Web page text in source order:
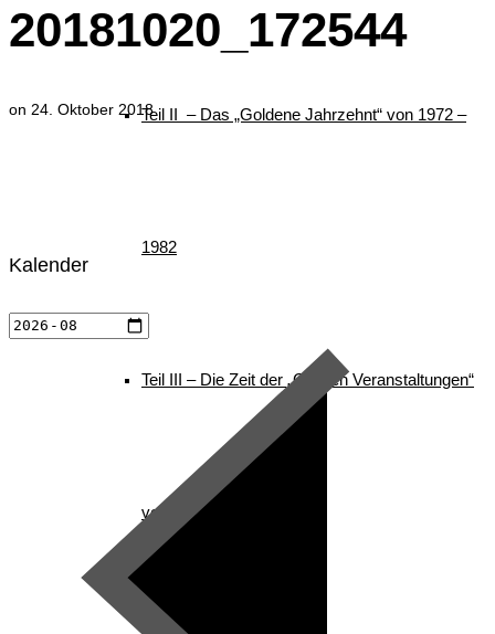
Teil II – Das „Goldene Jahrzehnt“ von 1972 –
1982
Teil III – Die Zeit der „Großen Veranstaltungen“
von 1982 – 1996
20181020_172544
on 24. Oktober 2018
Kalender